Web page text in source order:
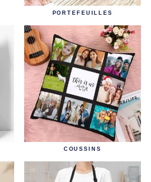
PORTEFEUILLES
COUSSINS